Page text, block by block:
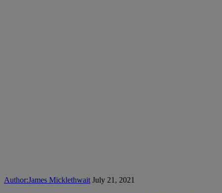
Author:James Micklethwait July 21, 2021